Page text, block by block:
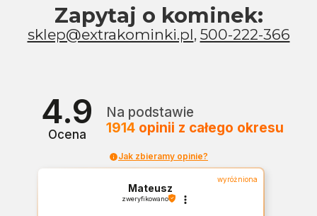
Zapytaj o kominek:
sklep@extrakominki.pl, 500-222-366
4.9
Ocena
Na podstawie
1914 opinii z całego okresu
Jak zbieramy opinie?
wyróżniona
Mateusz
zweryfikowano